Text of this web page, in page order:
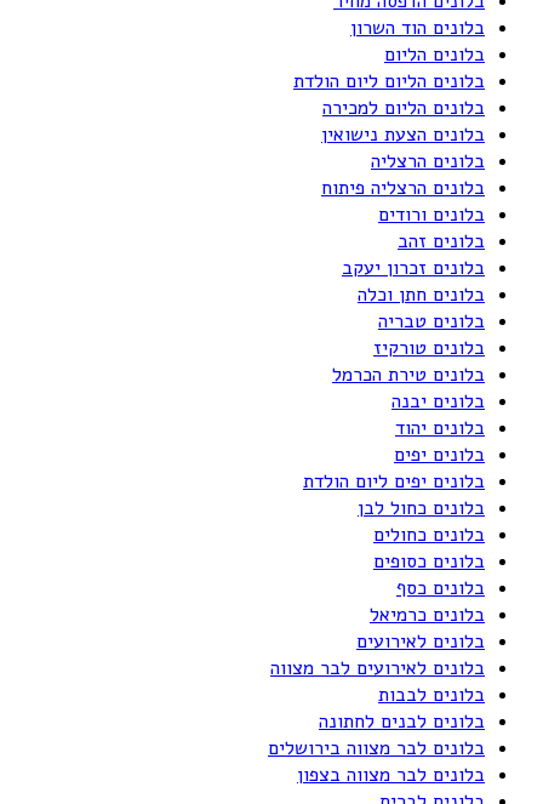
בלונים הוד השרון
בלונים הליום
בלונים הליום ליום הולדת
בלונים הליום למכירה
בלונים הצעת נישואין
בלונים הרצליה
בלונים הרצליה פיתוח
בלונים ורודים
בלונים זהב
בלונים זכרון יעקב
בלונים חתן וכלה
בלונים טבריה
בלונים טורקיז
בלונים טירת הכרמל
בלונים יבנה
בלונים יהוד
בלונים יפים
בלונים יפים ליום הולדת
בלונים כחול לבן
בלונים כחולים
בלונים כסופים
בלונים כסף
בלונים כרמיאל
בלונים לאירועים
בלונים לאירועים לבר מצווה
בלונים לבבות
בלונים לבנים לחתונה
בלונים לבר מצווה בירושלים
בלונים לבר מצווה בצפון